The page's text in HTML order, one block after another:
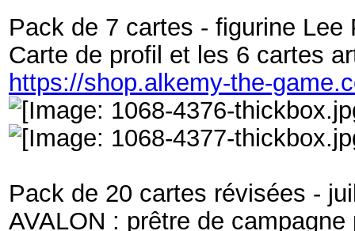
Pack de 7 cartes - figurine Lee
Carte de profil et les 6 cartes
https://shop.alkemy-the-
Pack de 20 cartes révisées -
AVALON : prêtre de